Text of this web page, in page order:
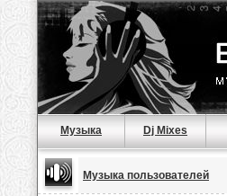
Музыка Dj Mixes
Музыка пользователей